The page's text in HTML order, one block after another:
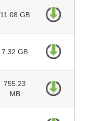
11.08 GB
7.32 GB
755.23
MB